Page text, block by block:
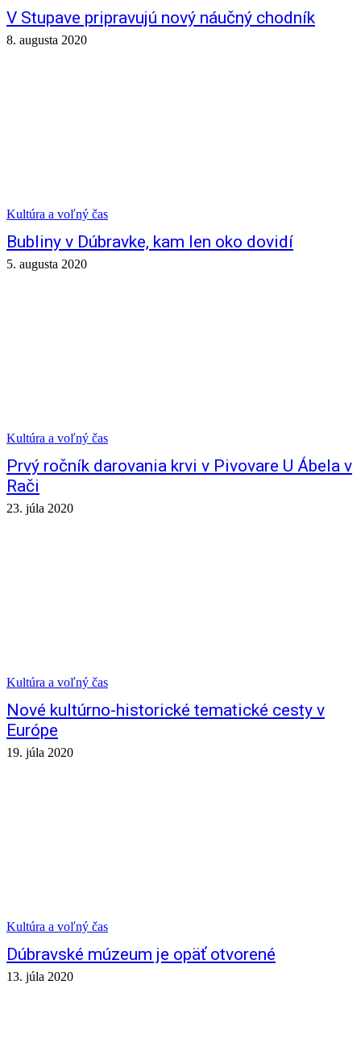
V Stupave pripravujú nový náučný chodník
8. augusta 2020
Kultúra a voľný čas
Bubliny v Dúbravke, kam len oko dovidí
5. augusta 2020
Kultúra a voľný čas
Prvý ročník darovania krvi v Pivovare U Ábela v
Rači
23. júla 2020
Kultúra a voľný čas
Nové kultúrno-historické tematické cesty v
Európe
19. júla 2020
Kultúra a voľný čas
Dúbravské múzeum je opäť otvorené
13. júla 2020